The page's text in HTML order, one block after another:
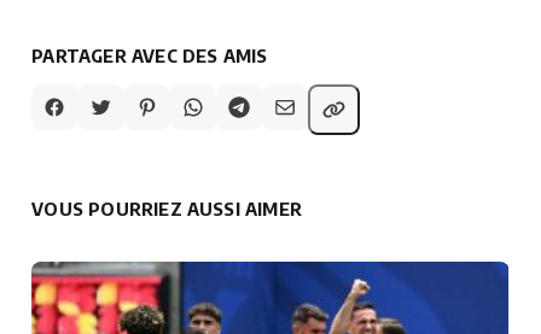
PARTAGER AVEC DES AMIS
VOUS POURRIEZ AUSSI AIMER